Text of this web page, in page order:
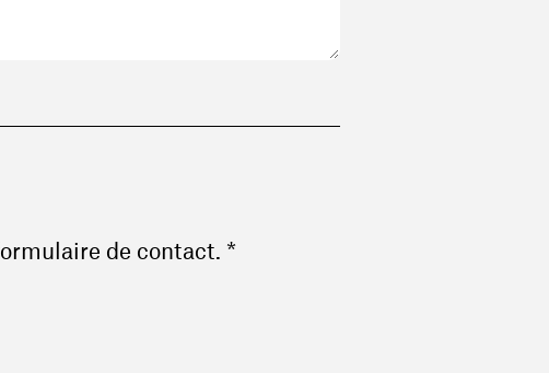
une nouvelle fenêtre)
du formulaire de contact. *